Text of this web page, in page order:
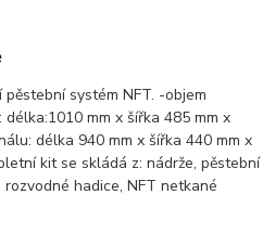
systém NFT. -objem
mm x šířka 485 mm x
délka 940 mm x šířka 440 mm x
kit se skládá z: nádrže, pěstební
hadice, NFT netkané